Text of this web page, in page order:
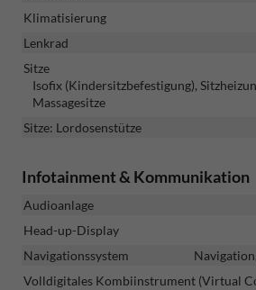
Klimatisierung
Lenkrad
Sitze
Isofix (Kindersitzbefestigung),
Massagesitze
Sitze: Lordosenstütze
Infotainment & Kommunikation
Audioanlage
Head-up-Display
Navigationssystem
Volldigitales Kombiinstrument (Virtual